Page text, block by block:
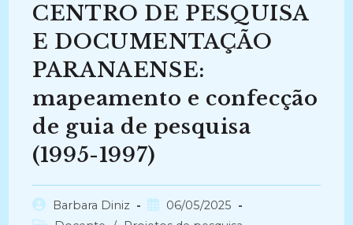
CENTRO DE PESQUISA
E DOCUMENTAÇÃO
PARANAENSE:
mapeamento e confecção
de guia de pesquisa
(1995-1997)
Autor
do
Barbara Diniz
Post
publicado:
06/05/2025